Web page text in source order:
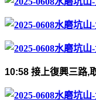
10:58 接上復興三路,